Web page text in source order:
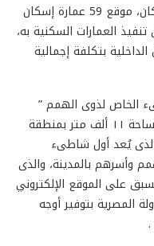
كما تفقد مسئولو مجلس الوزراء والإسكان، موقع 59 عمارة إسكان
من تنفيذ العمارات السكنية به،
بتكلفة إجمالية
الخاص لذوى الهمم ”
قادرون بلاج “، والذى تم تنفيذه على مساحة ١١ ألف متر بمنطقة
يُعد أول شاطىء
وأسرهم بالمدينة، والذى
على الموقع الإلكتروني
المصرية بتوفير أوجه
.